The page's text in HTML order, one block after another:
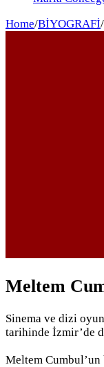
Home/BİYOGRAFİ/
Meltem
Sinema ve dizi
tarihinde İzmir’de
Meltem